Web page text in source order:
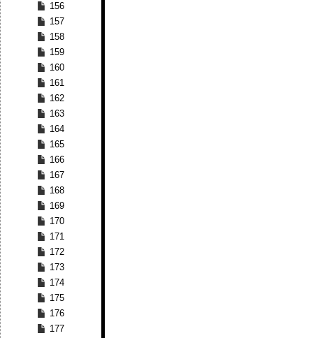
156
157
158
159
160
161
162
163
164
165
166
167
168
169
170
171
172
173
174
175
176
177